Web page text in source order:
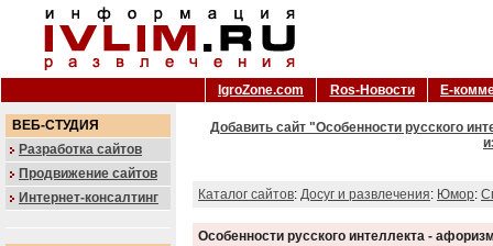
IgroZone.com Ros-Новости Е-
ВЕБ-СТУДИЯ
Разработка сайтов
Продвижение сайтов
Интернет-консалтинг
Добавить сайт "Особенности русского
Каталог сайтов: Досуг и развлечения: Юмор:
Особенности русского интеллекта -